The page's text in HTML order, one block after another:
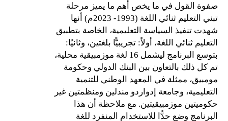
صفوة القول في ما يخص أهم ما يميز مرحلة
تبني التعليم ثنائي اللغة (1993- 2023م) أنها
شهدت تنفيذ السياسة التعليمية، الخاصة بتطبيق
التعليم ثنائي اللغة، أولاً: تجريبيًّا بلغتين، وثانيًا:
بتوسع البرنامج ليشمل 16 لغة موزمبيقية محلية،
تم كل ذلك بالتعاون بين البنك الدولي وحكومة
مومبيق، ممثلة في المعهد الوطني للتنمية
التعليمية، وجامعة إدواردو مندلين ومنظمتين غير
حكوميتين موزمبيقيتين. مع ملاحظة أن هذا
البرنامج وضع حدًّا للاستخدام المنفرد للغة